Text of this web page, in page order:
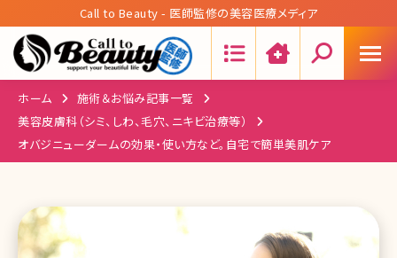
Call to Beauty - 医師監修の美容医療メディア
ホーム
施術＆お悩み記事一覧
美容皮膚科（シミ、しわ、毛穴、ニキビ治療等）
オバジニューダームの効果・使い方など。自宅で簡単美肌ケア